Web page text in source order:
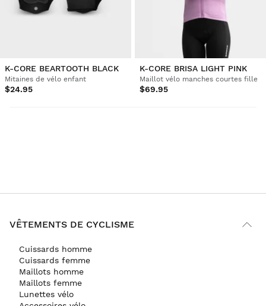
K-CORE BEARTOOTH BLACK
Mitaines de vélo enfant
$24.95
K-CORE BRISA LIGHT PINK
Maillot vélo manches courtes fille
$69.95
VÊTEMENTS DE CYCLISME
Cuissards homme
Cuissards femme
Maillots homme
Maillots femme
Lunettes vélo